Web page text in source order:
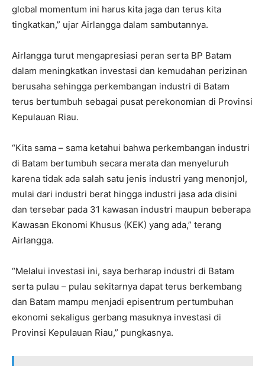
global momentum ini harus kita jaga dan terus kita
tingkatkan,” ujar Airlangga dalam sambutannya.
Airlangga turut mengapresiasi peran serta BP Batam
dalam meningkatkan investasi dan kemudahan perizinan
berusaha sehingga perkembangan industri di Batam
terus bertumbuh sebagai pusat perekonomian di Provinsi
Kepulauan Riau.
“Kita sama – sama ketahui bahwa perkembangan industri
di Batam bertumbuh secara merata dan menyeluruh
karena tidak ada salah satu jenis industri yang menonjol,
mulai dari industri berat hingga industri jasa ada disini
dan tersebar pada 31 kawasan industri maupun beberapa
Kawasan Ekonomi Khusus (KEK) yang ada,” terang
Airlangga.
“Melalui investasi ini, saya berharap industri di Batam
serta pulau – pulau sekitarnya dapat terus berkembang
dan Batam mampu menjadi episentrum pertumbuhan
ekonomi sekaligus gerbang masuknya investasi di
Provinsi Kepulauan Riau,” pungkasnya.